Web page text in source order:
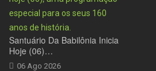
Santuário Da Babilônia Inicia
Hoje (06)…
06 Ago 2026